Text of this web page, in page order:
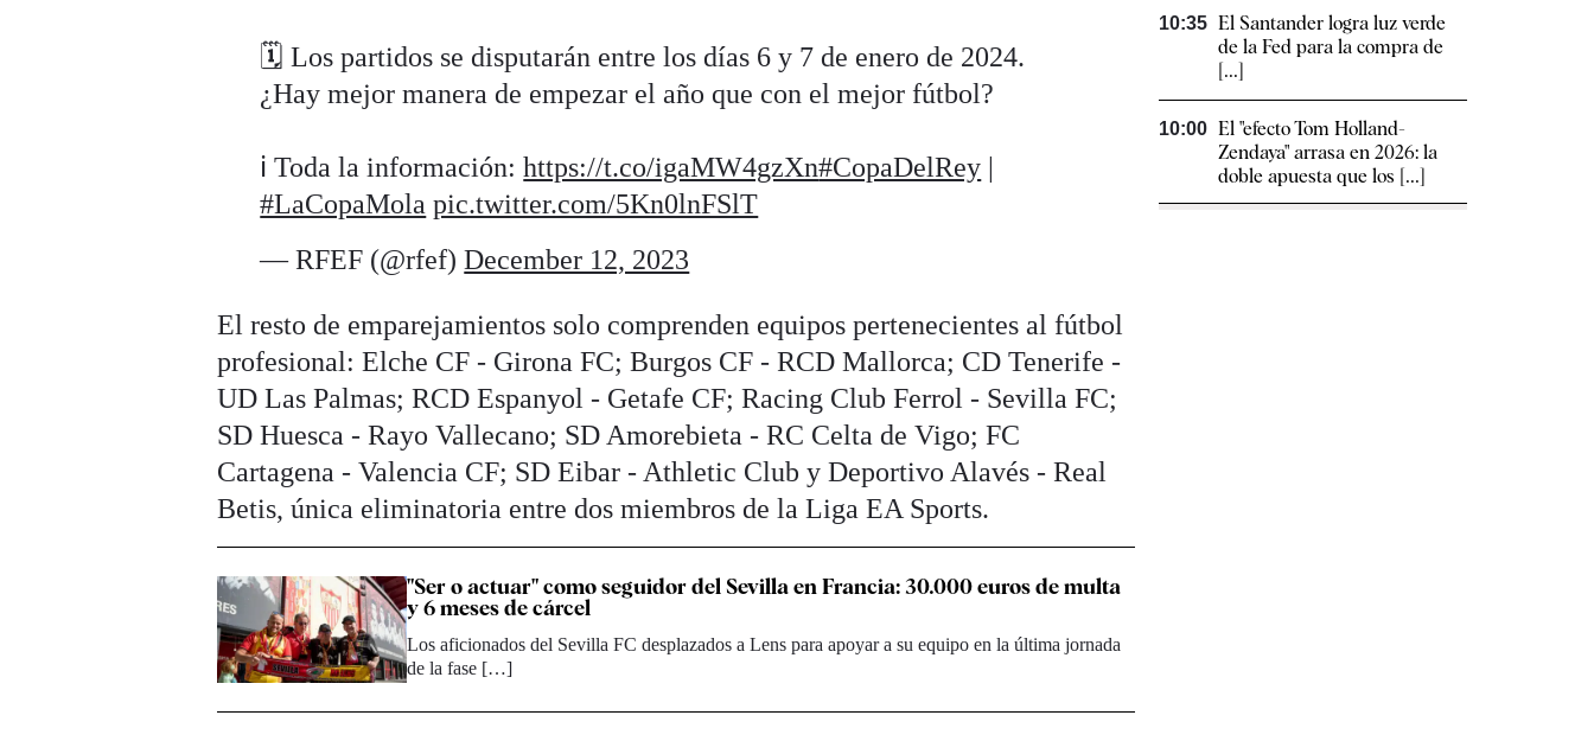
🗓️ Los partidos se disputarán entre los días 6 y 7 de enero de 2024.
¿Hay mejor manera de empezar el año que con el mejor fútbol?
ℹ️ Toda la información:https://t.co/igaMW4gzXn#CopaDelRey |
#LaCopaMola pic.twitter.com/5Kn0lnFSlT
— RFEF (@rfef)December 12, 2023
El resto de emparejamientos solo comprenden equipos pertenecientes al fútbol
profesional: Elche CF - Girona FC; Burgos CF - RCD Mallorca; CD Tenerife -
UD Las Palmas; RCD Espanyol - Getafe CF; Racing Club Ferrol - Sevilla FC;
SD Huesca - Rayo Vallecano; SD Amorebieta - RC Celta de Vigo; FC
Cartagena - Valencia CF; SD Eibar - Athletic Club y Deportivo Alavés - Real
Betis, única eliminatoria entre dos miembros de la Liga EA Sports.
"Ser o actuar" como seguidor del Sevilla en Francia: 30.000 euros de multa
y 6 meses de cárcel
Los aficionados del Sevilla FC desplazados a Lens para apoyar a su equipo en la última jornada
de la fase […]
10:35 El Santander logra luz verde
de la Fed para la compra de
[...]
10:00 El "efecto Tom Holland-
Zendaya" arrasa en 2026: la
doble apuesta que los [...]